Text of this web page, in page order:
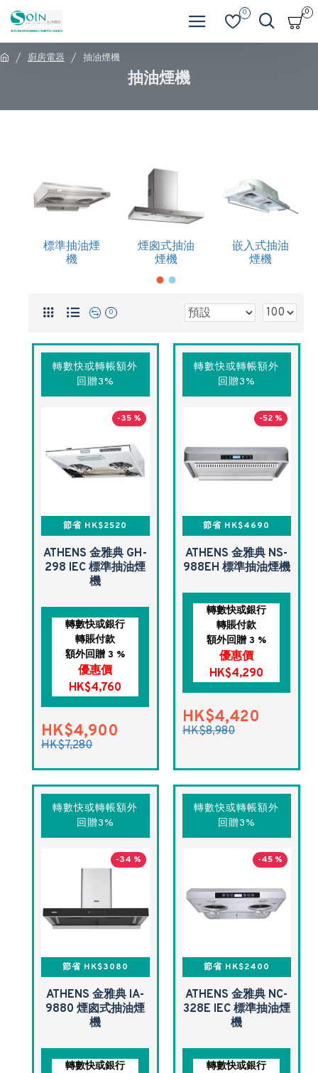
0 0
廚房電器 抽油煙機
抽油煙機
標準抽油煙
機
煙囪式抽油
煙機
嵌入式抽油
煙機
0
轉數快或轉帳額外
回贈3%
-35 %
節省 HK$2520
ATHENS 金雅典 GH-
298 IEC 標準抽油煙
機
轉數快或銀行
轉賬付款
額外回贈 3 %
優惠價
HK$4,760
HK$4,900
HK$7,280
轉數快或轉帳額外
回贈3%
-52 %
節省 HK$4690
ATHENS 金雅典 NS-
988EH 標準抽油煙機
轉數快或銀行
轉賬付款
額外回贈 3 %
優惠價
HK$4,290
HK$4,420
HK$8,980
轉數快或轉帳額外
回贈3%
-34 %
節省 HK$3080
ATHENS 金雅典 IA-
9880 煙囪式抽油煙
機
轉數快或銀行
轉數快或轉帳額外
回贈3%
-45 %
節省 HK$2400
ATHENS 金雅典 NC-
328E IEC 標準抽油煙
機
轉數快或銀行